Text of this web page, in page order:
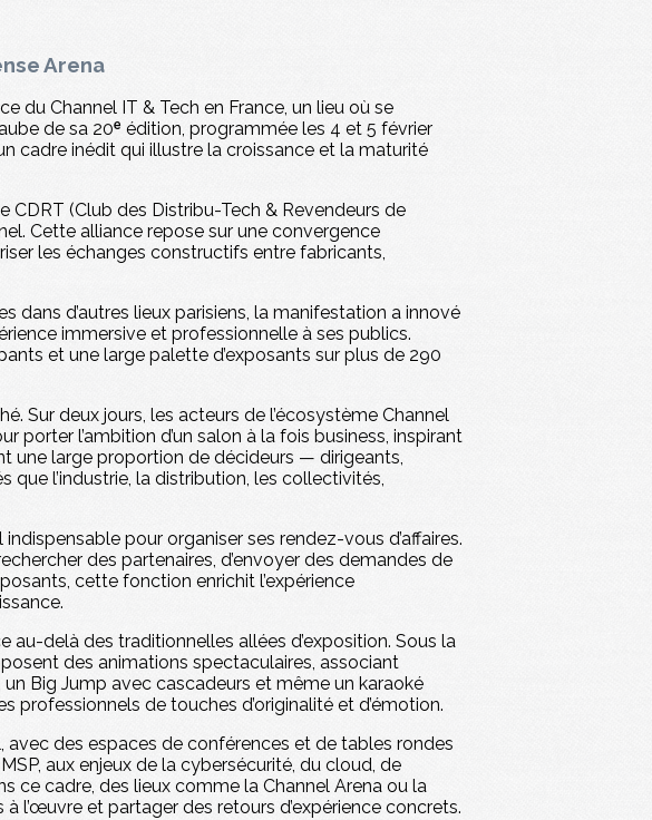
Arena
du Channel IT & Tech en France, un lieu où se
de sa 20ᵉ édition, programmée les 4 et 5 février
cadre inédit qui illustre la croissance et la maturité
(Club des Distribu-Tech & Revendeurs de
Cette alliance repose sur une convergence
les échanges constructifs entre fabricants,
dans d’autres lieux parisiens, la manifestation a innové
immersive et professionnelle à ses publics.
et une large palette d’exposants sur plus de 290
Sur deux jours, les acteurs de l’écosystème Channel
l’ambition d’un salon à la fois business, inspirant
une large proportion de décideurs — dirigeants,
l’industrie, la distribution, les collectivités,
pour organiser ses rendez-vous d’affaires.
des partenaires, d’envoyer des demandes de
cette fonction enrichit l’expérience
au-delà des traditionnelles allées d’exposition. Sous la
des animations spectaculaires, associant
Big Jump avec cascadeurs et même un karaoké
de touches d’originalité et d’émotion.
avec des espaces de conférences et de tables rondes
aux enjeux de la cybersécurité, du cloud, de
ce cadre, des lieux comme la Channel Arena ou la
l’œuvre et partager des retours d’expérience concrets.